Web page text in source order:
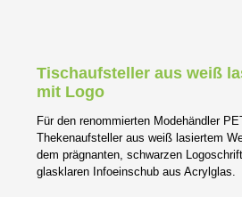
Tischaufsteller aus weiß
mit Logo
Für den renommierten Modehändler
Thekenaufsteller aus weiß lasiertem
dem prägnanten, schwarzen
glasklaren Infoeinschub aus Acrylglas.